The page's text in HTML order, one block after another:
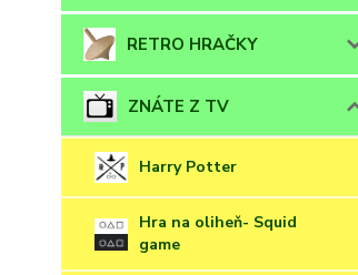
RETRO HRAČKY
ZNÁTE Z TV
Harry Potter
Hra na oliheň- Squid
game